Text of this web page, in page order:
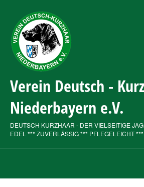
Verein Deutsch -
Niederbayern e.V.
DEUTSCH KURZHAAR - DER VIELSEITIGE
EDEL *** ZUVERLÄSSIG *** PFLEGELEICHT